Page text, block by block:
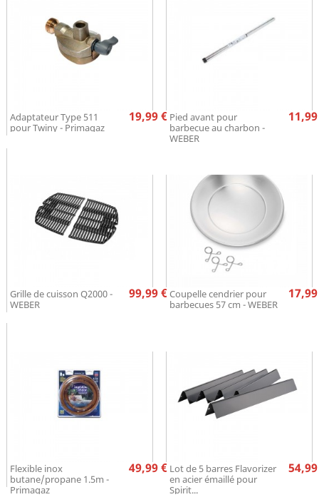
Adaptateur Type 511
pour Twiny - Primagaz
Prix
19,99 € Pied avant pour
barbecue au charbon -
WEBER
Grille de cuisson Q2000 -
WEBER
Prix
99,99 € Coupelle cendrier pour
barbecues 57 cm - WEBER
Flexible inox
butane/propane 1.5m -
Primagaz
Prix
49,99 € Lot de 5 barres Flavorizer
en acier émaillé pour
Spirit...